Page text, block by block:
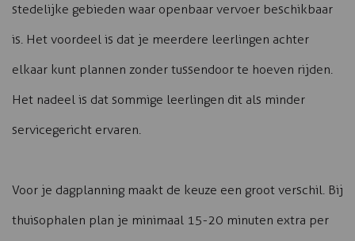
stedelijke gebieden waar openbaar vervoer beschikbaar
is. Het voordeel is dat je meerdere leerlingen achter
elkaar kunt plannen zonder tussendoor te hoeven rijden.
Het nadeel is dat sommige leerlingen dit als minder
servicegericht ervaren.
Voor je dagplanning maakt de keuze een groot verschil. Bij
thuisophalen plan je minimaal 15-20 minuten extra per